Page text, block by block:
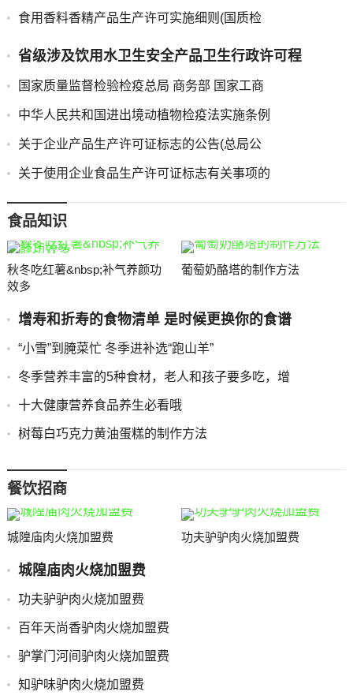
食用香料香精产品生产许可实施细则(国质检
省级涉及饮用水卫生安全产品卫生行政许可程
国家质量监督检验检疫总局 商务部 国家工商
中华人民共和国进出境动植物检疫法实施条例
关于企业产品生产许可证标志的公告(总局公
关于使用企业食品生产许可证标志有关事项的
食品知识
秋冬吃红薯&nbsp;补气养颜功
效多
葡萄奶酪塔的制作方法
增寿和折寿的食物清单 是时候更换你的食谱
“小雪”到腌菜忙 冬季进补选“跑山羊”
冬季营养丰富的5种食材，老人和孩子要多吃，增
十大健康营养食品养生必看哦
树莓白巧克力黄油蛋糕的制作方法
餐饮招商
城隍庙肉火烧加盟费 功夫驴驴肉火烧加盟费
城隍庙肉火烧加盟费
功夫驴驴肉火烧加盟费
百年天尚香驴肉火烧加盟费
驴掌门河间驴肉火烧加盟费
知驴味驴肉火烧加盟费